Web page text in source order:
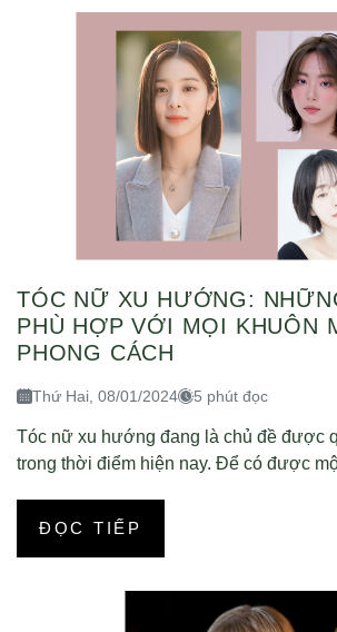
TÓC NỮ XU HƯỚNG:
PHÙ HỢP VỚI MỌI KHUÔN
PHONG CÁCH
Thứ Hai, 08/01/2024 5 phút đọc
Tóc nữ xu hướng đang là chủ đề được
trong thời điểm hiện nay. Để có được
ĐỌC TIẾP